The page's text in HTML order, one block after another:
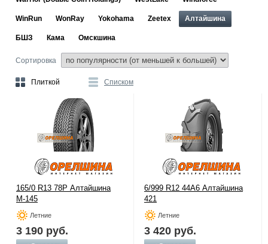
WinRun WonRay Yokohama Zeetex Алтайшина
БШЗ Кама Омскшина
Сортировка
Плиткой Списком
165/0 R13 78P Алтайшина
М-145
Летние
3 190 руб.
6/999 R12 44A6 Алтайшина
421
Летние
3 420 руб.